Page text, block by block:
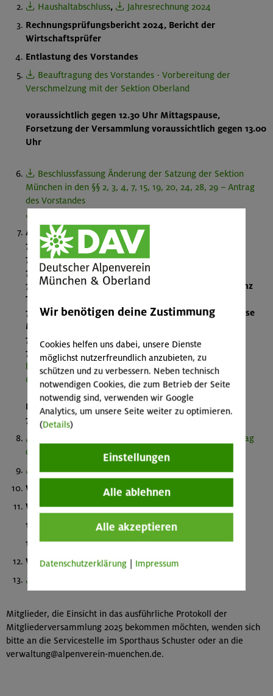
Haushaltabschluss,
Jahresrechnung 2024
Rechnungsprüfungsbericht 2024, Bericht der
Wirtschaftsprüfer
Entlastung des Vorstandes
Beauftragung des Vorstandes - Vorbereitung der
Verschmelzung mit der Sektion Oberland
voraussichtlich gegen 12.30 Uhr Mittagspause,
Forsetzung der Versammlung voraussichtlich gegen 13.00
Uhr
Beschlussfassung Änderung der Satzung der Sektion
München in den §§ 2, 3, 4, 7, 15, 19, 20, 24, 28, 29 – Antrag
des Vorstandes
Anträge
7.1
Antrag Wahl freie Delegierte
7.2
Antrag Ersatzdelegierte- Uwe Kranenpohl
7.3
Antrag Aufgaben Delegierte
7.4
Antrag Einführung Quote bei Delegierten
- Lorenz
Teply
7.5
Antrag Nachhaltige Versicherung- Dr. Marie Luise
Meinhold
7.6 Antrag politisches Engagement
7.7
Antrag Umfrage Fusion / Überprüfung des
bestehenden Verhältnisses der Sektionen München &
Oberland
- Roman Ossner, Simon Grünewald, Uwe
Kranenpohl, Frithjof Winkelmann
7.8
Antrag Nachhaltiges Bauen
- Lutz Hentschel
Beschlussfassung über Änderung der Beiträge - Antrag
des Vorstandes
Haushaltsplan 2025
Wahlen zum Vorstand
Wahlen der Referent*innen
11.1 Wahlen der SV-Hüttenreferent*innen
11.2 Wahlen des*der Naturschutzreferent*in
Wahl der Rechnungsprüfer*innen
Mitglieder, die Einsicht in das ausführliche Protokoll der
Mitgliederversammlung 2025 bekommen möchten, wenden sich
bitte an die Servicestelle im Sporthaus Schuster oder an die
verwaltung@alpenverein-muenchen.de.
Wir benötigen deine Zustimmung
Cookies helfen uns dabei, unsere Dienste
möglichst nutzerfreundlich anzubieten, zu
schützen und zu verbessern. Neben technisch
notwendigen Cookies, die zum Betrieb der Seite
notwendig sind, verwenden wir Google
Analytics, um unsere Seite weiter zu optimieren.
(Details)
Einstellungen
Alle ablehnen
Alle akzeptieren
Datenschutzerklärung Impressum